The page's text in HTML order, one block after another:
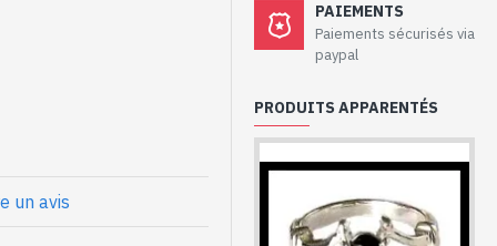
- Bague
Fumé
(BG-QF-19)
un avis
PAIEMENTS
Paiements sécurisés via
paypal
PRODUITS APPARENTÉS